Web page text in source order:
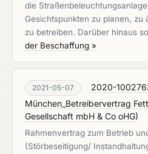
die
Gesichtspunkten zu planen, zu
zu betreiben. Darüber hinaus
der Beschaffung »
2021-05-07
2020-
München_Betreibervertrag
Gesellschaft mbH & Co oHG)
Rahmenvertrag zum Betrieb
(Störbeseitigung/